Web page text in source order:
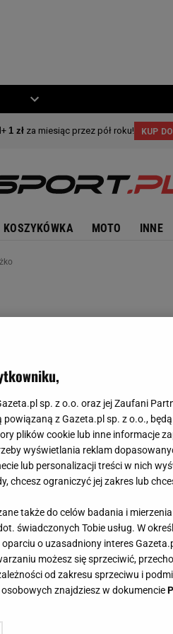
KOSZYKÓWKA MOTO INNE
sp. z o.o. oraz jej Zaufani
powiązaną z Gazeta.pl sp. z o.o.,
plików cookie lub inne informacje
wyświetlania reklam
lub personalizacji treści w nich
chcesz ograniczyć jej zakres lub
także do celów badania i
świadczonych Tobie usług. W
o uzasadniony interes
możesz się sprzeciwić,
od zakresu sprzeciwu i
znajdziesz w dokumencie